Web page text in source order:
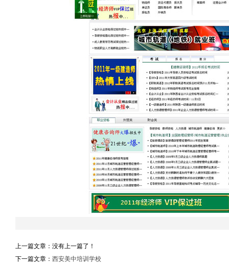
上一篇文章：没有上一篇了！
下一篇文章： 西安美中培训学校